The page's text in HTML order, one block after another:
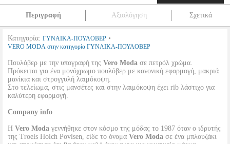
Περιγραφή Αξιολόγηση Σχετικά
Κατηγορία: ΓΥΝΑΙΚΑ-ΠΟΥΛΟΒΕΡ •
VERO MODA στην κατηγορία ΓΥΝΑΙΚΑ-ΠΟΥΛΟΒΕΡ
Πουλόβερ με την υπογραφή της Vero Moda σε πετρόλ χρώμα.
Πρόκειται για ένα μονόχρωμο πουλόβερ με κανονική εφαρμογή, μακριά
μανίκια και στρογγυλή λαιμόκοψη.
Στο τελείωμα, στις μανσέτες και στην λαιμόκοψη έχει rib λάστιχο για
καλύτερη εφαρμογή.
Company info
Η Vero Moda γεννήθηκε στον κόσμο της μόδας το 1987 όταν ο ιδρυτής
της Troels Holch Povlsen, είδε το όνομα Vero Moda σε ένα μπλουζάκι